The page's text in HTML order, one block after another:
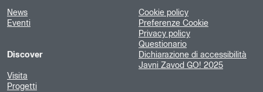
News
Eventi
Discover
Visita
Progetti
Cookie policy
Preferenze Cookie
Privacy policy
Questionario
Dichiarazione di accessibilità
Javni Zavod GO! 2025